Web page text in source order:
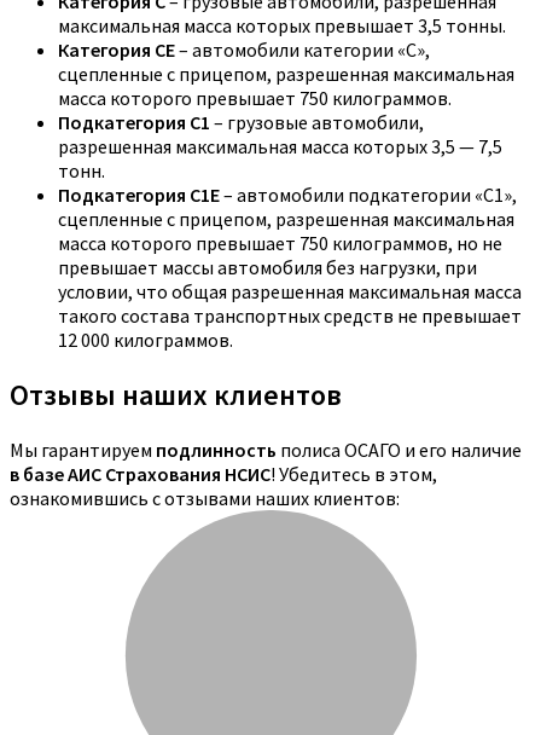
максимальная масса которых превышает 3,5 тонны.
Категория CE– автомобили категории «С»,
сцепленные с прицепом, разрешенная максимальная
масса которого превышает 750 килограммов.
Подкатегория C1 – грузовые автомобили,
разрешенная максимальная масса которых 3,5 — 7,5
тонн.
Подкатегория C1E– автомобили подкатегории «С1»,
сцепленные с прицепом, разрешенная максимальная
масса которого превышает 750 килограммов, но не
превышает массы автомобиля без нагрузки, при
условии, что общая разрешенная максимальная масса
такого состава транспортных средств не превышает
12 000 килограммов.
Отзывы наших клиентов
Мы гарантируем подлинность полиса ОСАГО и его наличие
в базе АИС Страхования НСИС! Убедитесь в этом,
ознакомившись с отзывами наших клиентов: